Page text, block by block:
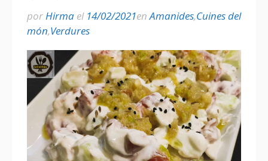
porHirma el 14/02/2021enAmanides,Cuines del
món,Verdures